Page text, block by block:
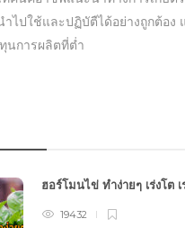
ำไปใช้และปฏิบัตืได้อย่างถูกต้อง
นการผลิตที่ต่ำ
ฮอร์โมนไข่ ทำง่ายๆ เร่งโต
19432